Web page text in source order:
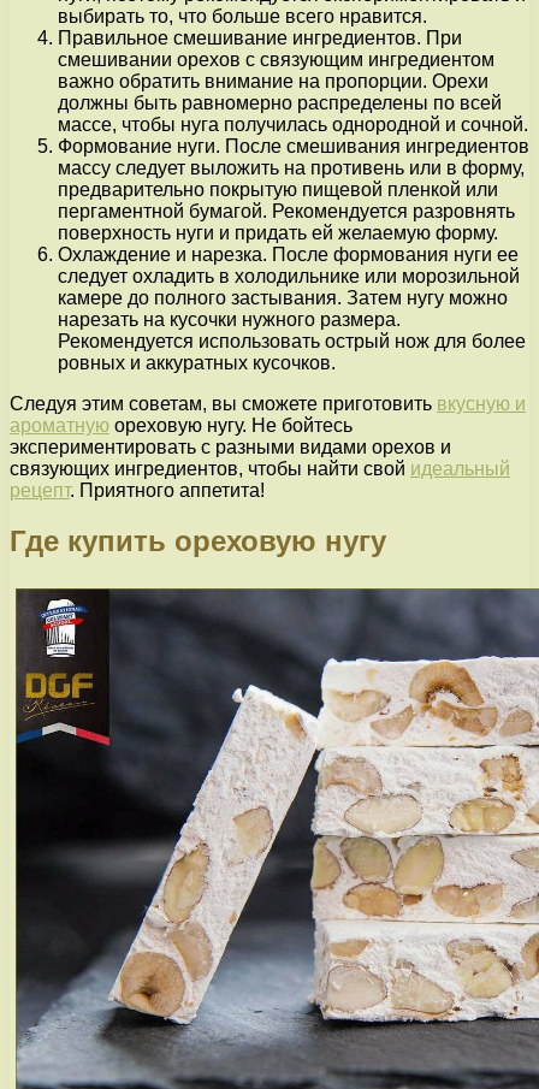
выбирать то, что больше всего нравится.
Правильное смешивание ингредиентов. При
смешивании орехов с связующим ингредиентом
важно обратить внимание на пропорции. Орехи
должны быть равномерно распределены по всей
массе, чтобы нуга получилась однородной и сочной.
Формование нуги. После смешивания ингредиентов
массу следует выложить на противень или в форму,
предварительно покрытую пищевой пленкой или
пергаментной бумагой. Рекомендуется разровнять
поверхность нуги и придать ей желаемую форму.
Охлаждение и нарезка. После формования нуги ее
следует охладить в холодильнике или морозильной
камере до полного застывания. Затем нугу можно
нарезать на кусочки нужного размера.
Рекомендуется использовать острый нож для более
ровных и аккуратных кусочков.
Следуя этим советам, вы сможете приготовить вкусную и
ароматную ореховую нугу. Не бойтесь
экспериментировать с разными видами орехов и
связующих ингредиентов, чтобы найти свой идеальный
рецепт. Приятного аппетита!
Где купить ореховую нугу